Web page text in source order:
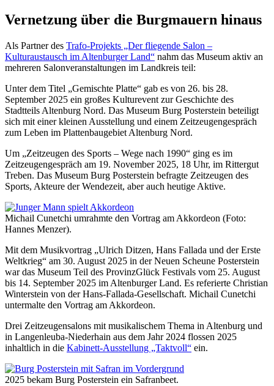
Vernetzung über die Burgmauern hinaus
Als Partner des Trafo-Projekts „Der fliegende Salon –
Kulturaustausch im Altenburger Land“ nahm das Museum aktiv an
mehreren Salonveranstaltungen im Landkreis teil:
Unter dem Titel „Gemischte Platte“ gab es von 26. bis 28.
September 2025 ein großes Kulturevent zur Geschichte des
Stadtteils Altenburg Nord. Das Museum Burg Posterstein beteiligt
sich mit einer kleinen Ausstellung und einem Zeitzeugengespräch
zum Leben im Plattenbaugebiet Altenburg Nord.
Um „Zeitzeugen des Sports – Wege nach 1990“ ging es im
Zeitzeugengespräch am 19. November 2025, 18 Uhr, im Rittergut
Treben. Das Museum Burg Posterstein befragte Zeitzeugen des
Sports, Akteure der Wendezeit, aber auch heutige Aktive.
Michail Cunetchi umrahmte den Vortrag am Akkordeon (Foto:
Hannes Menzer).
Mit dem Musikvortrag „Ulrich Ditzen, Hans Fallada und der Erste
Weltkrieg“ am 30. August 2025 in der Neuen Scheune Posterstein
war das Museum Teil des ProvinzGlück Festivals vom 25. August
bis 14. September 2025 im Altenburger Land. Es referierte Christian
Winterstein von der Hans-Fallada-Gesellschaft. Michail Cunetchi
untermalte den Vortrag am Akkordeon.
Drei Zeitzeugensalons mit musikalischem Thema in Altenburg und
in Langenleuba-Niederhain aus dem Jahr 2024 flossen 2025
inhaltlich in die Kabinett-Ausstellung „Taktvoll“ ein.
2025 bekam Burg Posterstein ein Safranbeet.